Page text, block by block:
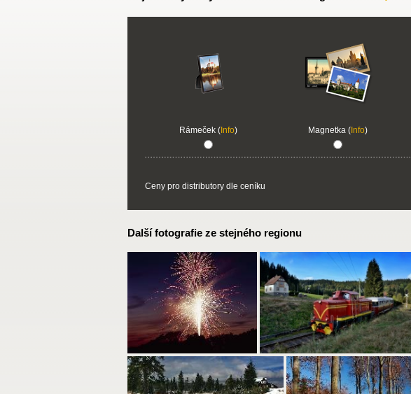
Rámeček (Info) Magnetka (Info)
Ceny pro distributory dle ceníku
Další fotografie ze stejného regionu